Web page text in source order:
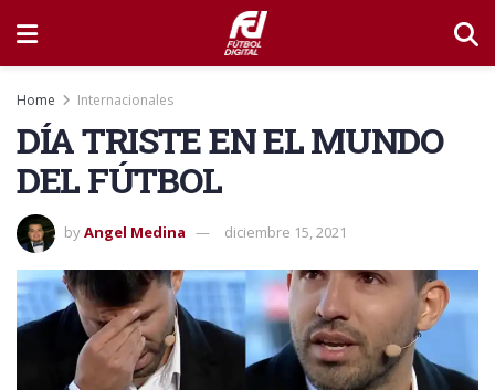
Home Internacionales
DÍA TRISTE EN EL MUNDO
DEL FÚTBOL
byAngel Medina diciembre 15, 2021